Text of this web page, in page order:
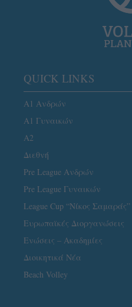
QUICK LINKS
Α1 Ανδρών
Α1 Γυναικών
A2
Διεθνή
Pre League Ανδρών
Pre League Γυναικών
League Cup “Νίκος Σαμαράς”
Ευρωπαϊκές Διοργανώσεις
Ενώσεις – Ακαδημίες
Διοικητικά Νέα
Beach Volley